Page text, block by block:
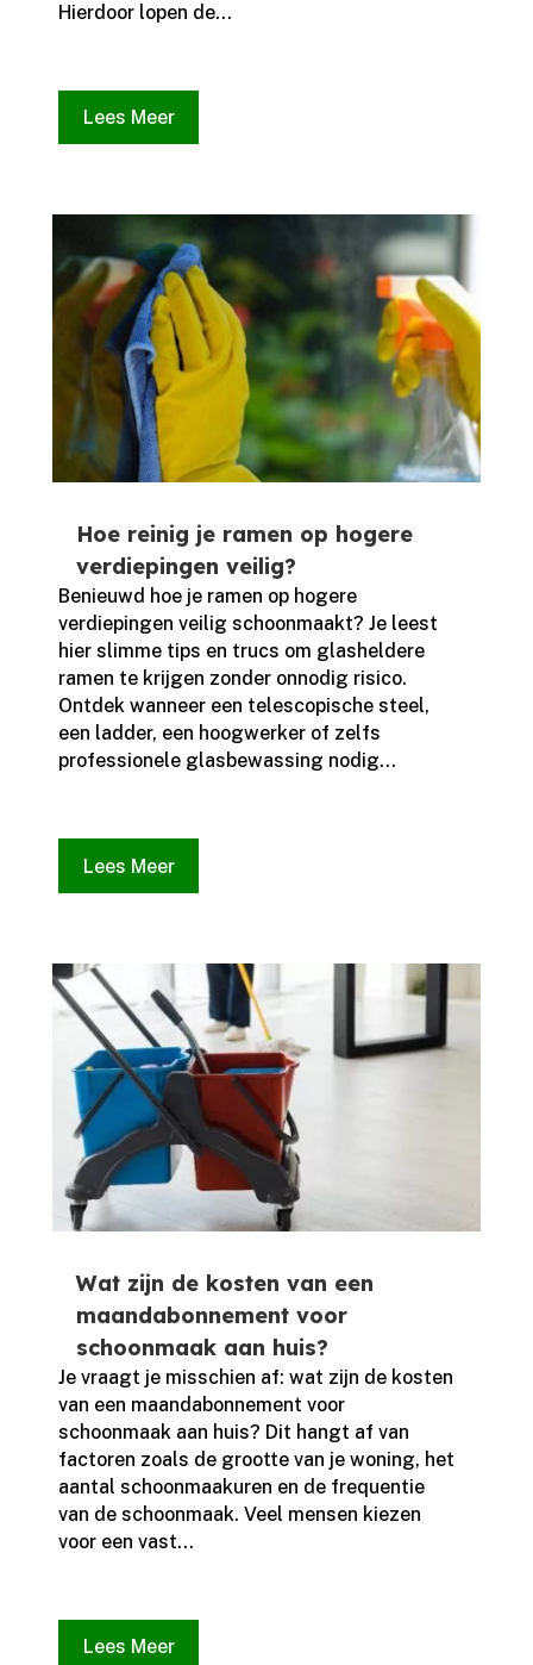
Hierdoor lopen de...
Lees Meer
Hoe reinig je ramen op hogere
verdiepingen veilig?
Benieuwd hoe je ramen op hogere
verdiepingen veilig schoonmaakt? Je leest
hier slimme tips en trucs om glasheldere
ramen te krijgen zonder onnodig risico.​
Ontdek wanneer een telescopische steel,
een ladder, een hoogwerker of zelfs
professionele glasbewassing nodig...
Lees Meer
Wat zijn de kosten van een
maandabonnement voor
schoonmaak aan huis?
Je vraagt je misschien af: wat zijn de kosten
van een maandabonnement voor
schoonmaak aan huis? Dit hangt af van
factoren zoals de grootte van je woning, het
aantal schoonmaakuren en de frequentie
van de schoonmaak.​ Veel mensen kiezen
voor een vast...
Lees Meer